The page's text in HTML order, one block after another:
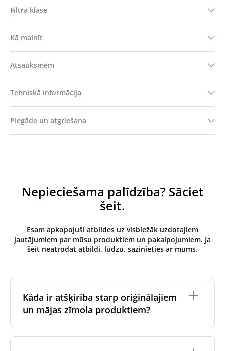
Filtra klase
Kā mainīt
Atsauksmēm
Tehniskā informācija
Piegāde un atgriešana
Nepieciešama palīdzība? Sāciet
šeit.
Esam apkopojuši atbildes uz visbiežāk uzdotajiem
jautājumiem par mūsu produktiem un pakalpojumiem. Ja
šeit neatrodat atbildi, lūdzu, sazinieties ar mums.
Kāda ir atšķirība starp oriģinālajiem
un mājas zīmola produktiem?